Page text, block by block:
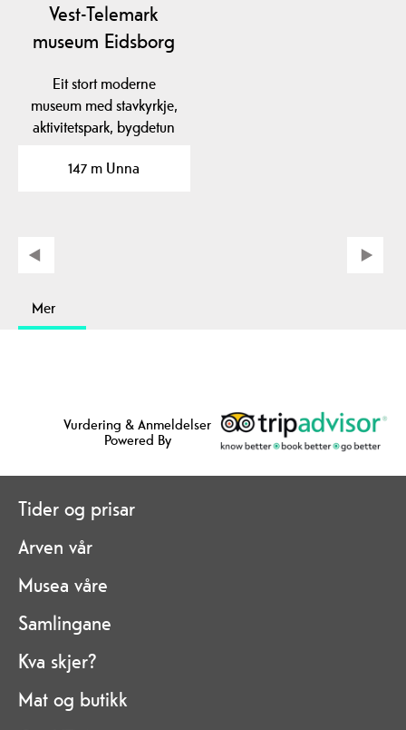
Vest-Telemark
museum Eidsborg
Eit stort moderne
museum med stavkyrkje,
aktivitetspark, bygdetun
147 m Unna
Mer
Vurdering & Anmeldelser
Powered By
Tider og prisar
Arven vår
Musea våre
Samlingane
Kva skjer?
Mat og butikk